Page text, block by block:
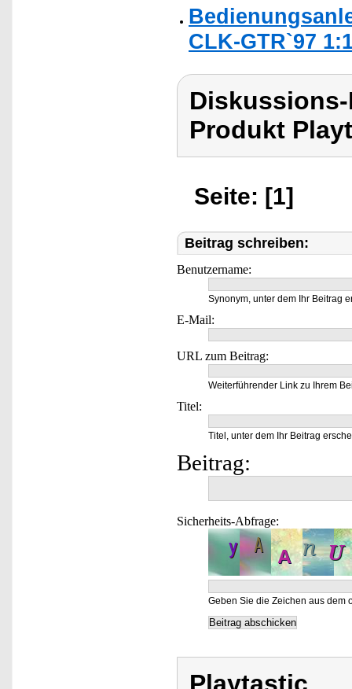
CLK-GTR`97
Produkt
Seite: [1]
Beitrag schreiben:
Benutzername:
Synonym, unter dem Ihr Beitrag
E-Mail:
URL zum Beitrag:
Weiterführender Link zu Ihrem
Titel:
Titel, unter dem Ihr Beitrag
Beitrag:
Sicherheits-Abfrage:
Geben Sie die Zeichen aus dem